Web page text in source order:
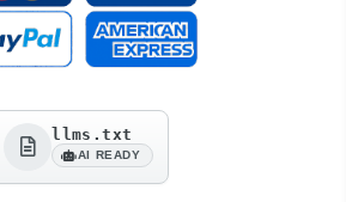
llms.txt
AI READY